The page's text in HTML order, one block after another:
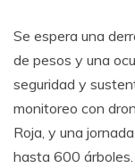
Se espera una
de pesos y una
seguridad y
monitoreo con
Roja, y una
hasta 600 árboles.